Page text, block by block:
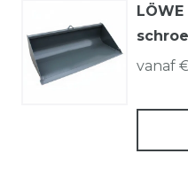
LÖWE
vanaf